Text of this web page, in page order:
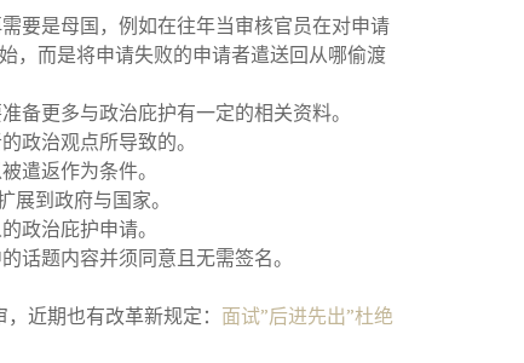
要是母国，例如在往年当审核官员在对申请
，而是将申请失败的申请者遣送回从哪偷渡
备更多与政治庇护有一定的相关资料。
政治观点所导致的。
遣返作为条件。
到政府与国家。
政治庇护申请。
话题内容并须同意且无需签名。
近期也有改革新规定： 面试”后进先出”杜绝